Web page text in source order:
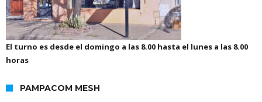
El turno es desde el domingo a las 8.00 hasta el lunes a las 8.00
horas
PAMPACOM MESH